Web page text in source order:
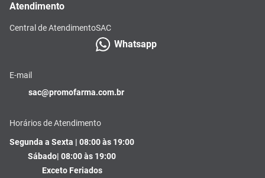
Atendimento
Central de AtendimentoSAC
Whatsapp
E-mail
sac@promofarma.com.br
Horários de Atendimento
Segunda a Sexta | 08:00 às 19:00
Sábado| 08:00 às 19:00
Exceto Feriados